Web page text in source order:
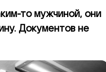
то мужчиной, они
Документов не